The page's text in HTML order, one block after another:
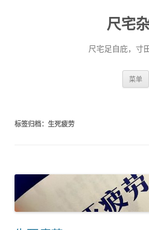
尺宅
尺宅足自庇，寸
菜单
标签归档： 生死疲劳